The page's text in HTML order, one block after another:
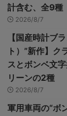
計含む、全9種
2026/8/7
【国産時計ブ
ト）”新作】ク
スとボンベ文
リーンの2種
2026/8/7
軍用車両の“ボ